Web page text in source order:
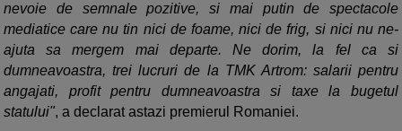
nevoie de semnale pozitive, si mai putin de spectacole
mediatice care nu tin nici de foame, nici de frig, si nici nu ne-
ajuta sa mergem mai departe. Ne dorim, la fel ca si
dumneavoastra, trei lucruri de la TMK Artrom: salarii pentru
angajati, profit pentru dumneavoastra si taxe la bugetul
statului", a declarat astazi premierul Romaniei.